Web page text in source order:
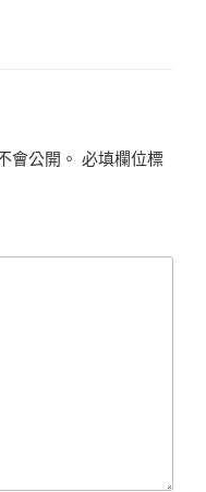
會公開。 必填欄位標